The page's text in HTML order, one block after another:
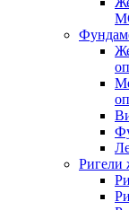
Ригели